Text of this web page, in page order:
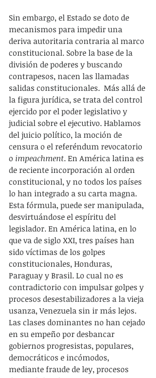
Sin embargo, el Estado se doto de
mecanismos para impedir una
deriva autoritaria contraria al marco
constitucional. Sobre la base de la
división de poderes y buscando
contrapesos, nacen las llamadas
salidas constitucionales.  Más allá de
la figura jurídica, se trata del control
ejercido por el poder legislativo y
judicial sobre el ejecutivo. Hablamos
del juicio político, la moción de
censura o el referéndum revocatorio
o impeachment. En América latina es
de reciente incorporación al orden
constitucional, y no todos los países
lo han integrado a su carta magna.
Esta fórmula, puede ser manipulada,
desvirtuándose el espíritu del
legislador. En América latina, en lo
que va de siglo XXI, tres países han
sido víctimas de los golpes
constitucionales, Honduras,
Paraguay y Brasil. Lo cual no es
contradictorio con impulsar golpes y
procesos desestabilizadores a la vieja
usanza, Venezuela sin ir más lejos.
Las clases dominantes no han cejado
en su empeño por desbancar
gobiernos progresistas, populares,
democráticos e incómodos,
mediante fraude de ley, procesos